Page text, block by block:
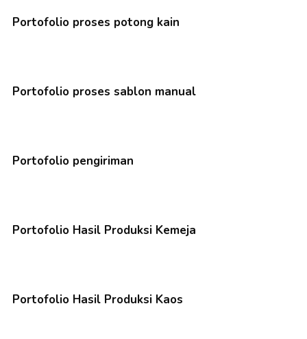
Portofolio proses potong kain
Portofolio proses sablon manual
Portofolio pengiriman
Portofolio Hasil Produksi Kemeja
Portofolio Hasil Produksi Kaos